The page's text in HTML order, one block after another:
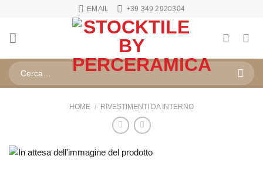
contenuti
EMAIL +39 349 2920304
Cerca:
HOME / RIVESTIMENTI DA INTERNO